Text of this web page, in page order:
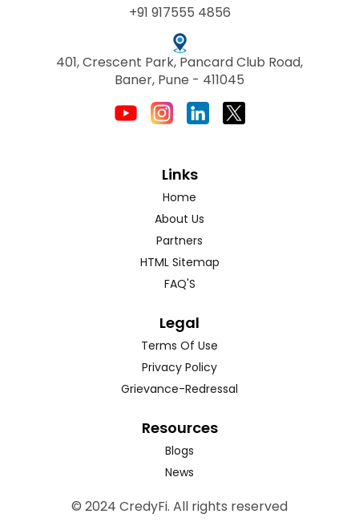
+91 917555 4856
401, Crescent Park, Pancard Club Road,
Baner, Pune - 411045
Links
Home
About Us
Partners
HTML Sitemap
FAQ'S
Legal
Terms Of Use
Privacy Policy
Grievance-Redressal
Resources
Blogs
News
© 2024 CredyFi. All rights reserved